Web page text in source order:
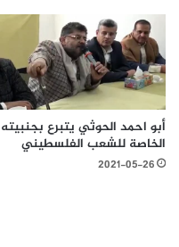
أبو احمد الحوثي يتبرع بجنبيته
الخاصة للشعب الفلسطيني
2021-05-26